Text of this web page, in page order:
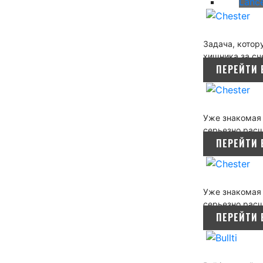
Задача,
хищника за
ПЕРЕЙТИ
Уже знакомая
серьезно
ПЕРЕЙТИ
Уже знакомая
серьезно
ПЕРЕЙТИ